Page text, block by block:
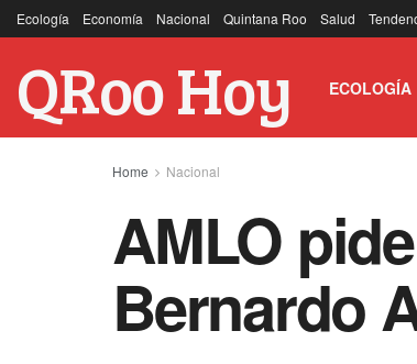
Ecología Economía Nacional Quintana Roo Salud
QRoo Hoy ECOLOGÍA
Home Nacional
AMLO
Bernardo